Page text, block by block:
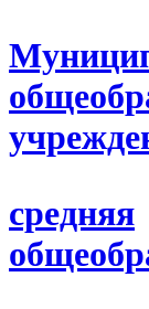
средняя